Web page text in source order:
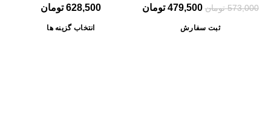
573,000 تومان 479,500 تومان
ثبت سفارش
628,500 تومان
انتخاب گزینه ها